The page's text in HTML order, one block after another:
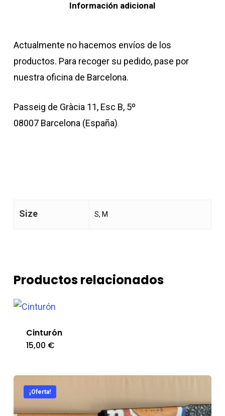
Información adicional
Actualmente no hacemos envíos de los
productos. Para recoger su pedido, pase por
nuestra oficina de Barcelona.
Passeig de Gràcia 11, Esc B, 5º
08007 Barcelona (España)
Size S, M
Productos relacionados
Cinturón
15,00 €
tiene
variantes.
¡Oferta!